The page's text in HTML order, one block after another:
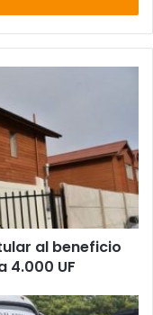
al beneficio
4.000 UF